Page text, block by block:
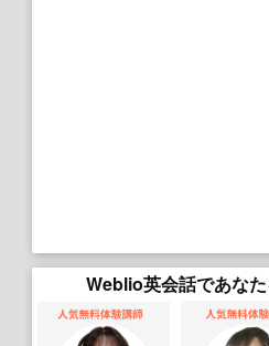
Weblio英会話であな